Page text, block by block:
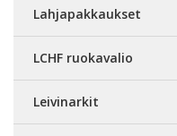
Lahjapakkaukset
LCHF ruokavalio
Leivinarkit